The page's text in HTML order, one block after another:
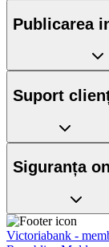
Publicarea
Suport
Siguranța
Victoriabank -